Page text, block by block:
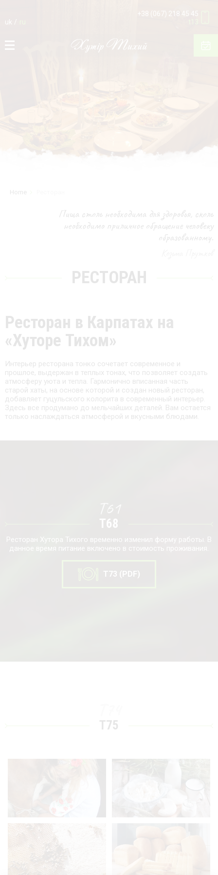
uk
+38 (067) 218 45 45
Home
Пища столь необходима для здоровья, сколь
необходимо приличное обращение человеку
образованному.
РЕСТОРАН
Ресторан в Карпатах на
«Хуторе Тихом»
Интерьер ресторана тонко сочетает современное и
прошлое, выдержан в теплых тонах, что позволяет создать
атмосферу уюта и тепла. Гармонично вписанная часть
старой хаты, на основе которой и создан новый ресторан,
добавляет гуцульского колорита в современный интерьер.
Здесь все продумано до мельчайших деталей. Вам остается
только наслаждаться атмосферой и вкусными блюдами.
T68
Ресторан Хутора Тихого временно изменил форму работы. В
данное время питание включено в стоимость проживания.
T73 (PDF)
T75